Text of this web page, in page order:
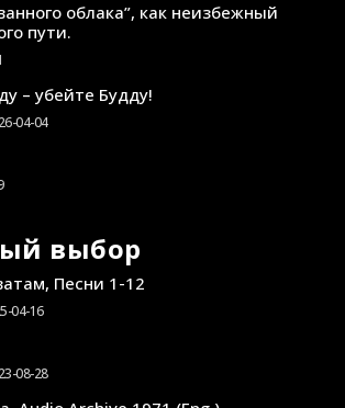
облака”, как неизбежный
пути.
– убейте Будду!
04-04
выбор
Песни 1-12
04-16
08-28